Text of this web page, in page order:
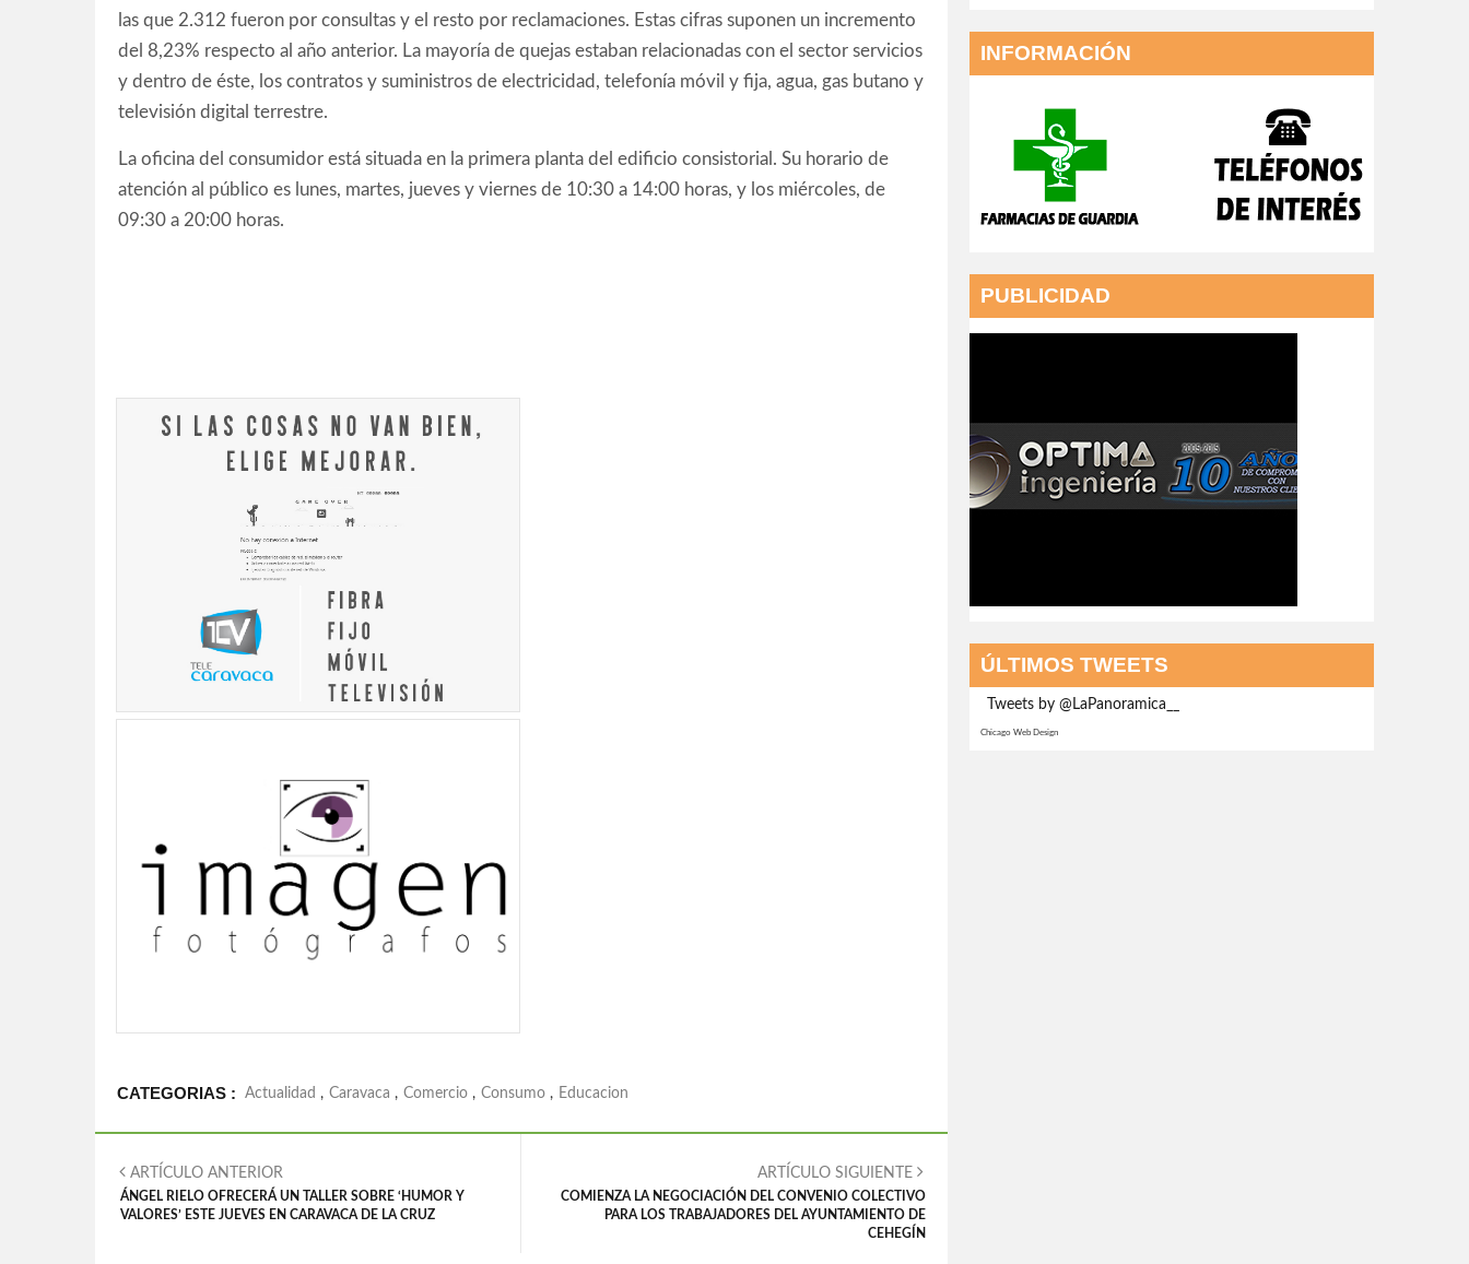
las que 2.312 fueron por consultas y el resto por reclamaciones. Estas cifras suponen un incremento
del 8,23% respecto al año anterior. La mayoría de quejas estaban relacionadas con el sector servicios
y dentro de éste, los contratos y suministros de electricidad, telefonía móvil y fija, agua, gas butano y
televisión digital terrestre.
La oficina del consumidor está situada en la primera planta del edificio consistorial. Su horario de
atención al público es lunes, martes, jueves y viernes de 10:30 a 14:00 horas, y los miércoles, de
09:30 a 20:00 horas.
CATEGORIAS : Actualidad , Caravaca , Comercio , Consumo , Educacion
ARTÍCULO ANTERIOR
ÁNGEL RIELO OFRECERÁ UN TALLER SOBRE ‘HUMOR Y
VALORES’ ESTE JUEVES EN CARAVACA DE LA CRUZ
ARTÍCULO SIGUIENTE
COMIENZA LA NEGOCIACIÓN DEL CONVENIO COLECTIVO
PARA LOS TRABAJADORES DEL AYUNTAMIENTO DE
CEHEGÍN
INFORMACIÓN
PUBLICIDAD
ÚLTIMOS TWEETS
Tweets by @LaPanoramica__
Chicago Web Design